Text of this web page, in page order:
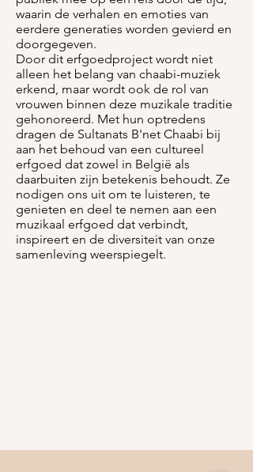
waarin de verhalen en emoties van
eerdere generaties worden gevierd en
doorgegeven.
Door dit erfgoedproject wordt niet
alleen het belang van chaabi-muziek
erkend, maar wordt ook de rol van
vrouwen binnen deze muzikale traditie
gehonoreerd. Met hun optredens
dragen de Sultanats B'net Chaabi bij
aan het behoud van een cultureel
erfgoed dat zowel in België als
daarbuiten zijn betekenis behoudt. Ze
nodigen ons uit om te luisteren, te
genieten en deel te nemen aan een
muzikaal erfgoed dat verbindt,
inspireert en de diversiteit van onze
samenleving weerspiegelt.